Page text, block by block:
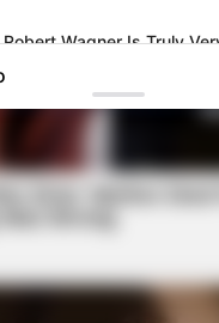
Wagner Is Truly